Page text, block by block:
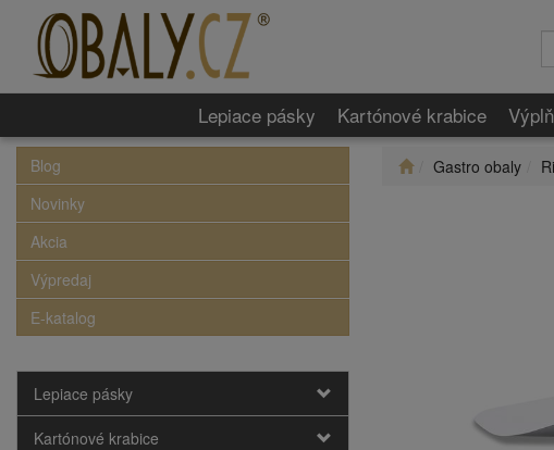
Lepiace pásky Kartónové krabice
Blog
Novinky
Akcia
Výpredaj
E-katalog
Lepiace pásky
Kartónové krabice
Gastro obaly